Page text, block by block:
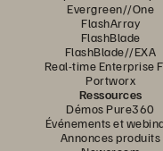
Evergreen//One
FlashArray
FlashBlade
FlashBlade//EXA
Real-time Enterprise
Portworx
Ressources
Démos Pure360
Événements et
Annonces produits